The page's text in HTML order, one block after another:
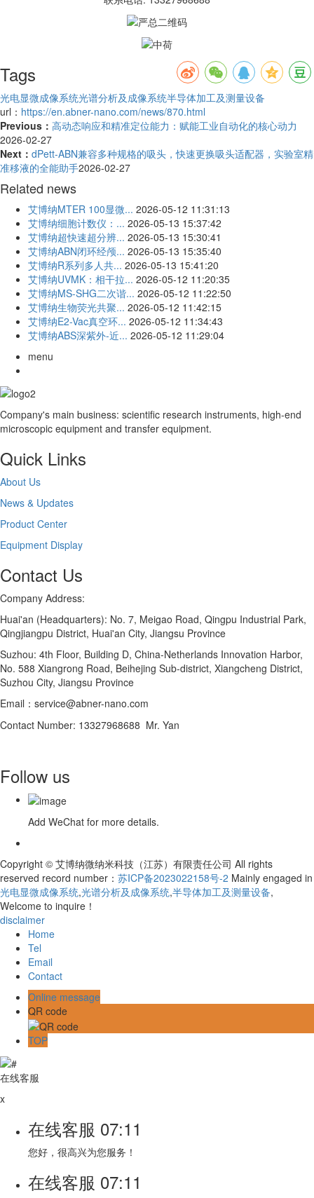
Tags
光电显微成像系统光谱分析及成像系统半导体加工及测量设备
url： https://en.abner-nano.com/news/870.html
Previous： 高动态响应和精准定位能力：赋能工业自动化的核心动力
2026-02-27
Next： dPett-ABN兼容多种规格的吸头，快速更换吸头适配器，实验室精
准移液的全能助手2026-02-27
Related news
艾博纳MTER 100显微... 2026-05-12 11:31:13
艾博纳细胞计数仪：... 2026-05-13 15:37:42
艾博纳超快速超分辨... 2026-05-13 15:30:41
艾博纳ABN闭环经颅... 2026-05-13 15:35:40
艾博纳R系列多人共... 2026-05-13 15:41:20
艾博纳UVMK：相干拉... 2026-05-12 11:20:35
艾博纳MS-SHG二次谐... 2026-05-12 11:22:50
艾博纳生物荧光共聚... 2026-05-12 11:42:15
艾博纳E2-Vac真空环... 2026-05-12 11:34:43
艾博纳ABS深紫外-近... 2026-05-12 11:29:04
menu
Company's main business: scientific research instruments, high-end
microscopic equipment and transfer equipment.
Quick Links
About Us
News & Updates
Product Center
Equipment Display
Contact Us
Company Address:
Huai'an (Headquarters): No. 7, Meigao Road, Qingpu Industrial Park,
Qingjiangpu District, Huai'an City, Jiangsu Province
Suzhou: 4th Floor, Building D, China-Netherlands Innovation Harbor,
No. 588 Xiangrong Road, Beihejing Sub-district, Xiangcheng District,
Suzhou City, Jiangsu Province
Email：service@abner-nano.com
Contact Number: 13327968688 Mr. Yan
Follow us
Add WeChat for more details.
Copyright © 艾博纳微纳米科技（江苏）有限责任公司 All rights
reserved record number： 苏ICP备2023022158号-2 Mainly engaged in
光电显微成像系统,光谱分析及成像系统,半导体加工及测量设备,
Welcome to inquire！
disclaimer
Home
Tel
Email
Contact
Online message
QR code
TOP
在线客服
x
在线客服 07:11
您好，很高兴为您服务！
在线客服 07:11